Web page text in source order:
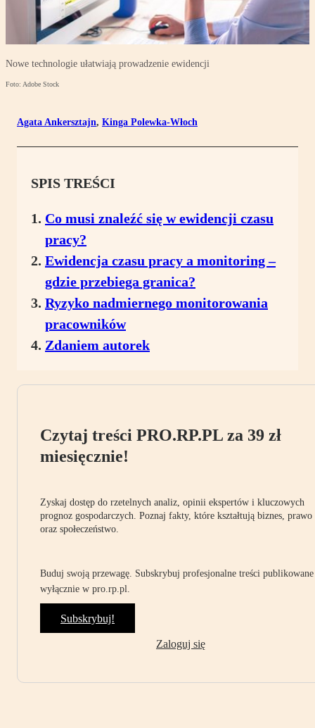
Nowe technologie ułatwiają prowadzenie ewidencji
Foto: Adobe Stock
Agata Ankersztajn, Kinga Polewka-Włoch
SPIS TREŚCI
Co musi znaleźć się w ewidencji czasu
pracy?
Ewidencja czasu pracy a monitoring –
gdzie przebiega granica?
Ryzyko nadmiernego monitorowania
pracowników
Zdaniem autorek
Czytaj treści PRO.RP.PL za 39 zł
miesięcznie!
Zyskaj dostęp do rzetelnych analiz, opinii ekspertów i kluczowych
prognoz gospodarczych. Poznaj fakty, które kształtują biznes, prawo
oraz społeczeństwo.
Buduj swoją przewagę. Subskrybuj profesjonalne treści publikowane
wyłącznie w pro.rp.pl.
Subskrybuj!
Zaloguj się